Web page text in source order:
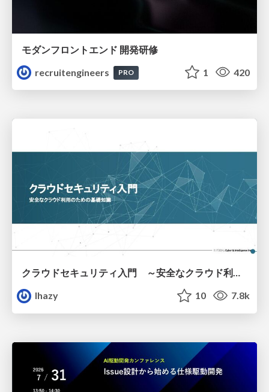
モダンフロントエンド 開発研修
recruitengineers
PRO 1 420
クラウドセキュリティ入門 ～安全なクラウド利用のための基礎知識～
lhazy
10 7.8k